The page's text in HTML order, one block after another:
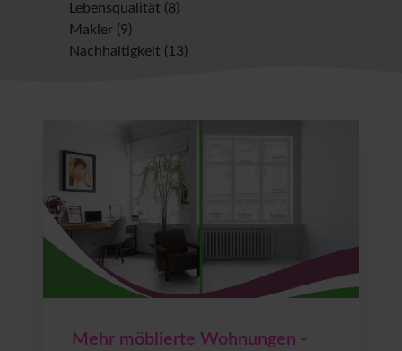
Lebensqualität (8)
Makler (9)
Nachhaltigkeit (13)
Mehr möblierte Wohnungen -